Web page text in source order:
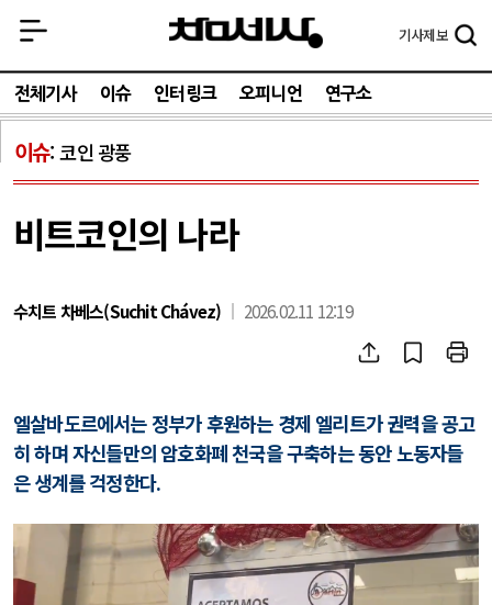
기사제보
전체기사 이슈 인터링크 오피니언 연구소
이슈 코인 광풍
비트코인의 나라
수치트 차베스(Suchit Chávez) 2026.02.11 12:19
엘살바도르에서는 정부가 후원하는 경제 엘리트가 권력을 공고
히 하며 자신들만의 암호화폐 천국을 구축하는 동안 노동자들
은 생계를 걱정한다.